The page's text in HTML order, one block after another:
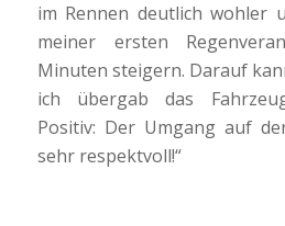
im Rennen deutlich wohler
meiner ersten
Minuten steigern. Darauf
ich übergab das
Positiv: Der Umgang auf
sehr respektvoll!“